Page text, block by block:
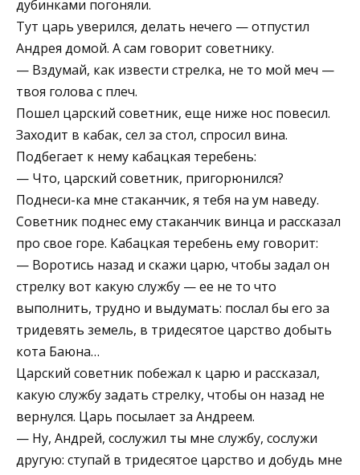
дубинками погоняли.
Тут царь уверился, делать нечего — отпустил
Андрея домой. А сам говорит советнику.
— Вздумай, как извести стрелка, не то мой меч —
твоя голова с плеч.
Пошел царский советник, еще ниже нос повесил.
Заходит в кабак, сел за стол, спросил вина.
Подбегает к нему кабацкая теребень:
— Что, царский советник, пригорюнился?
Поднеси-ка мне стаканчик, я тебя на ум наведу.
Советник поднес ему стаканчик винца и рассказал
про свое горе. Кабацкая теребень ему говорит:
— Воротись назад и скажи царю, чтобы задал он
стрелку вот какую службу — ее не то что
выполнить, трудно и выдумать: послал бы его за
тридевять земель, в тридесятое царство добыть
кота Баюна…
Царский советник побежал к царю и рассказал,
какую службу задать стрелку, чтобы он назад не
вернулся. Царь посылает за Андреем.
— Ну, Андрей, сослужил ты мне службу, сослужи
другую: ступай в тридесятое царство и добудь мне